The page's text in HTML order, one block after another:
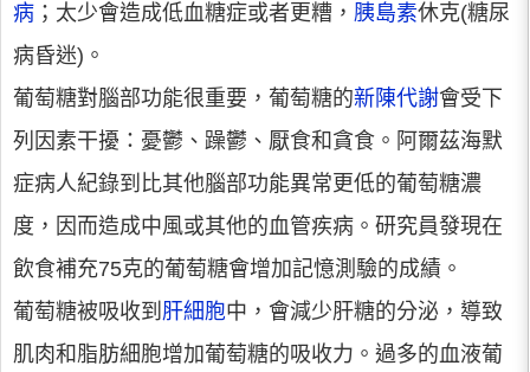
病 ；太少會造成低血糖症或者更糟， 胰島素休克(糖尿
病昏迷)。
葡萄糖對腦部功能很重要，葡萄糖的新陳代謝會受下
列因素干擾：憂鬱、躁鬱、厭食和貪食。阿爾茲海默
症病人紀錄到比其他腦部功能異常更低的葡萄糖濃
度，因而造成中風或其他的血管疾病。研究員發現在
飲食補充75克的葡萄糖會增加記憶測驗的成績。
葡萄糖被吸收到 肝細胞中，會減少肝糖的分泌，導致
肌肉和脂肪細胞增加葡萄糖的吸收力。過多的血液葡